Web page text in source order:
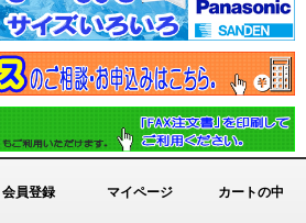
会員登録 マイページ カートの中